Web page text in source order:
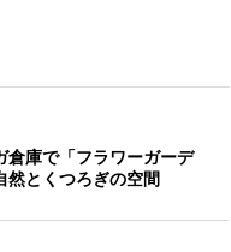
倉庫で「フラワーガーデ
然とくつろぎの空間